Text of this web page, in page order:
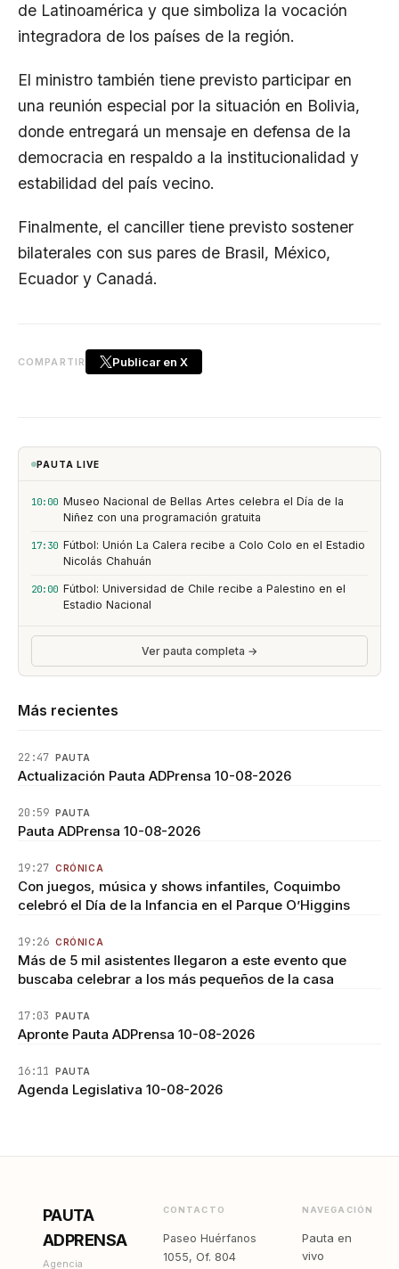
de Latinoamérica y que simboliza la vocación
integradora de los países de la región.
El ministro también tiene previsto participar en
una reunión especial por la situación en Bolivia,
donde entregará un mensaje en defensa de la
democracia en respaldo a la institucionalidad y
estabilidad del país vecino.
Finalmente, el canciller tiene previsto sostener
bilaterales con sus pares de Brasil, México,
Ecuador y Canadá.
COMPARTIR Publicar en X
PAUTA LIVE
10:00 Museo Nacional de Bellas Artes celebra el Día de la
Niñez con una programación gratuita
17:30 Fútbol: Unión La Calera recibe a Colo Colo en el Estadio
Nicolás Chahuán
20:00 Fútbol: Universidad de Chile recibe a Palestino en el
Estadio Nacional
Ver pauta completa →
Más recientes
22:47 PAUTA
Actualización Pauta ADPrensa 10-08-2026
20:59 PAUTA
Pauta ADPrensa 10-08-2026
19:27 CRÓNICA
Con juegos, música y shows infantiles, Coquimbo
celebró el Día de la Infancia en el Parque O’Higgins
19:26 CRÓNICA
Más de 5 mil asistentes llegaron a este evento que
buscaba celebrar a los más pequeños de la casa
17:03 PAUTA
Apronte Pauta ADPrensa 10-08-2026
16:11 PAUTA
Agenda Legislativa 10-08-2026
PAUTA
ADPRENSA
Agencia
CONTACTO
Paseo Huérfanos
1055, Of. 804
NAVEGACIÓN
Pauta en
vivo